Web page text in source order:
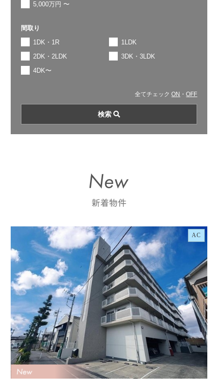
5,000万円 〜
間取り
1DK・1R
1LDK
2DK・2LDK
3DK・3LDK
4DK〜
全てチェックON ・OFF
AC